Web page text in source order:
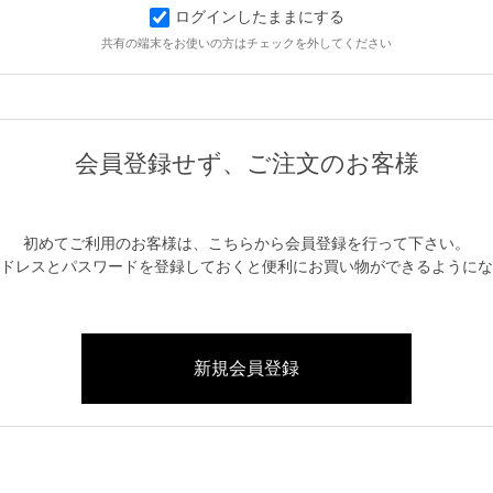
ログインしたままにする
共有の端末をお使いの方はチェックを外してください
初めてご利用のお客様は、こちらから会員登録を行って下さい。
レスとパスワードを登録しておくと便利にお買い物ができるように